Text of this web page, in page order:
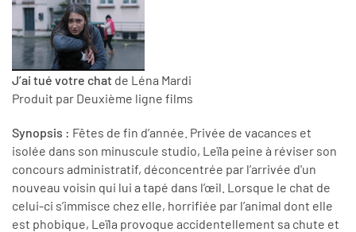
J’ai tué votre chat de Léna Mardi
Produit par Deuxième ligne films
Synopsis : Fêtes de fin d’année. Privée de vacances et
isolée dans son minuscule studio, Leïla peine à réviser son
concours administratif, déconcentrée par l’arrivée d'un
nouveau voisin qui lui a tapé dans l’œil. Lorsque le chat de
celui-ci s’immisce chez elle, horrifiée par l’animal dont elle
est phobique, Leïla provoque accidentellement sa chute et